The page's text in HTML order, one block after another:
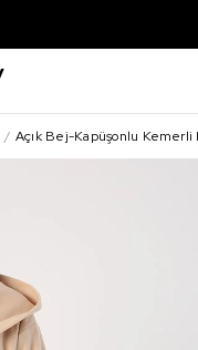
Açık Bej-Kapüşonlu Kemerli